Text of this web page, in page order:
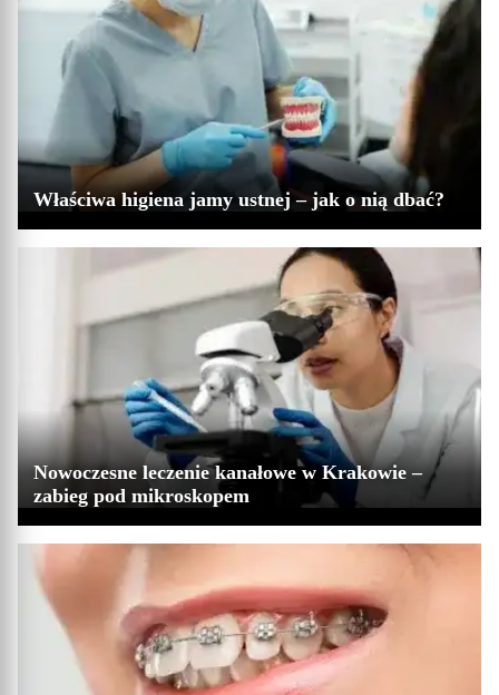
Właściwa higiena jamy ustnej – jak o nią dbać?
Nowoczesne leczenie kanałowe w Krakowie –
zabieg pod mikroskopem